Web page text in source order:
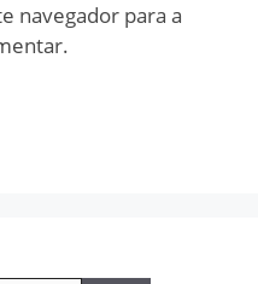
navegador para a